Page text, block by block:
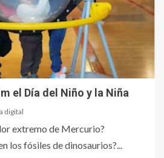
el Día del Niño y la Niña
digital
extremo de Mercurio?
los fósiles de dinosaurios?...